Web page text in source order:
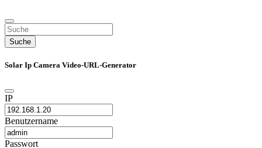
Suche
Solar Ip Camera Video-URL-Generator
IP
Benutzername
Passwort